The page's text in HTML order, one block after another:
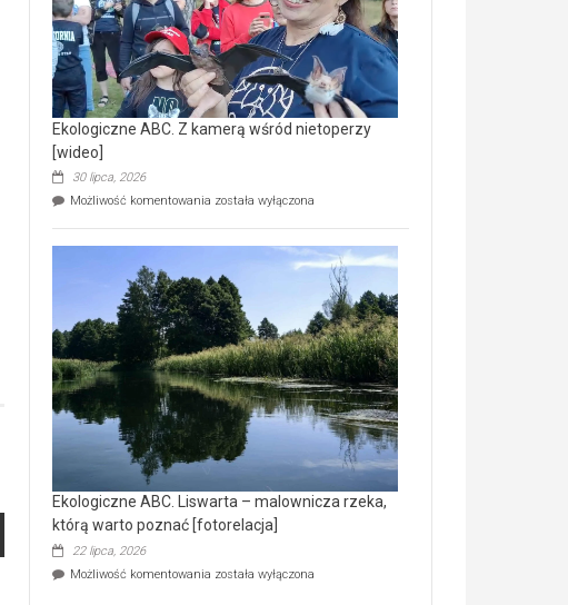
[wideo]
Ekologiczne ABC. Z kamerą wśród nietoperzy
[wideo]
30 lipca, 2026
Możliwość komentowania Ekologiczne
wśród
nietoperzy
[wideo]
została wyłączona
Ekologiczne ABC. Liswarta – malownicza rzeka,
którą warto poznać [fotorelacja]
22 lipca, 2026
Możliwość komentowania Ekologiczne
została wyłączona